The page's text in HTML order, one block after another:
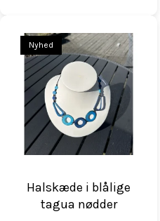
Nyhed
Halskæde i blålige
tagua nødder